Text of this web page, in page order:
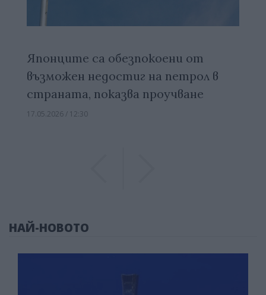
Японците са обезпокоени от
възможен недостиг на петрол в
страната, показва проучване
17.05.2026 / 12:30
НАЙ-НОВОТО